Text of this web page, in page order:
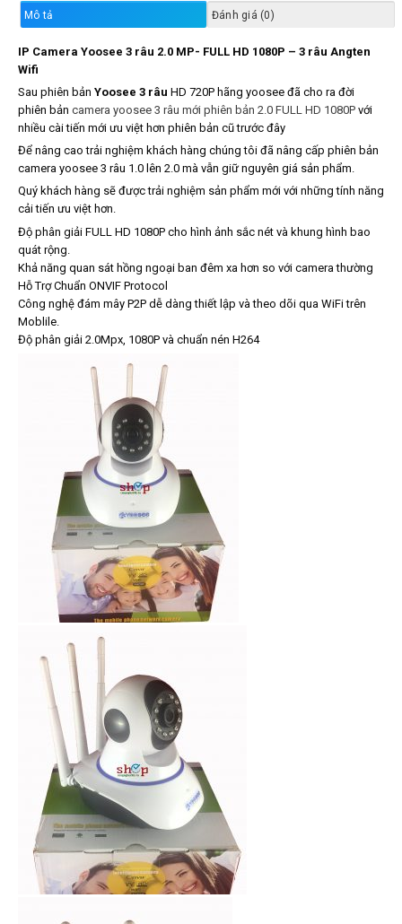
Mô tả Đánh giá (0)
IP Camera Yoosee 3 râu 2.0 MP- FULL HD 1080P – 3 râu Angten
Wifi
Sau phiên bản Yoosee 3 râu HD 720P hãng yoosee đã cho ra đời
phiên bản camera yoosee 3 râu mới phiên bản 2.0 FULL HD 1080P với
nhiều cài tiến mới ưu việt hơn phiên bản cũ trước đây
Để nâng cao trải nghiệm khách hàng chúng tôi đã nâng cấp phiên bản
camera yoosee 3 râu 1.0 lên 2.0 mà vẫn giữ nguyên giá sản phẩm.
Quý khách hàng sẽ được trải nghiệm sản phẩm mới với những tính năng
cải tiến ưu việt hơn.
Độ phân giải FULL HD 1080P cho hình ảnh sắc nét và khung hình bao
quát rộng.
Khả năng quan sát hồng ngoại ban đêm xa hơn so với camera thường
Hỗ Trợ Chuẩn ONVIF Protocol
Công nghệ đám mây P2P dễ dàng thiết lập và theo dõi qua WiFi trên
Moblile.
Độ phân giải 2.0Mpx, 1080P và chuẩn nén H264